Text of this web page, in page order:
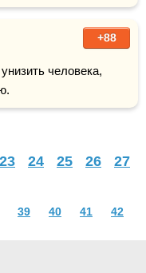
+88
человека,
23 24 25 26
27
39 40 41
42